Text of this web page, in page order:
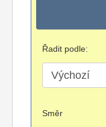
Řadit podle:
Směr